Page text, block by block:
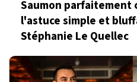
Saumon parfaitement
l'astuce simple et
Stéphanie Le Quellec